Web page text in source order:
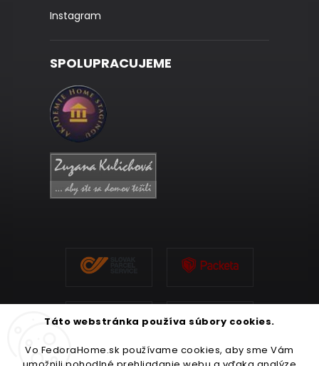
Táto webstránka používa súbory cookies.
Vo FedoraHome.sk používame cookies, aby sme Vám
Instagram
SPOLUPRACUJEME